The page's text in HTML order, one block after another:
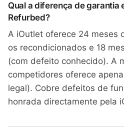
Qual a diferença de garantia
Refurbed?
A iOutlet oferece 24 meses
os recondicionados e 18
(com defeito conhecido). A
competidores oferece
legal). Cobre defeitos de
honrada directamente pela